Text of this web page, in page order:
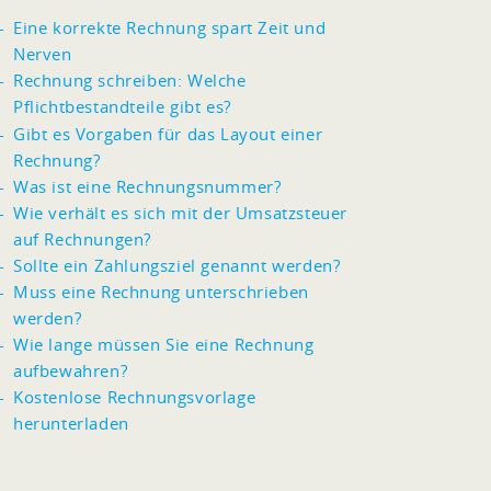
Eine korrekte Rechnung spart Zeit und
Nerven
Rechnung schreiben: Welche
Pflichtbestandteile gibt es?
Gibt es Vorgaben für das Layout einer
Rechnung?
Was ist eine Rechnungsnummer?
Wie verhält es sich mit der Umsatzsteuer
auf Rechnungen?
Sollte ein Zahlungsziel genannt werden?
Muss eine Rechnung unterschrieben
werden?
Wie lange müssen Sie eine Rechnung
aufbewahren?
Kostenlose Rechnungsvorlage
herunterladen